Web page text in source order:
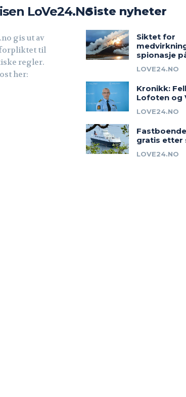
LoVe24.no
gis ut av
forpliktet til
regler.
her:
Siste nyheter
Siktet for
spionasje
LOVE24.NO
Kronikk:
Lofoten og
LOVE24.NO
gratis etter
LOVE24.NO